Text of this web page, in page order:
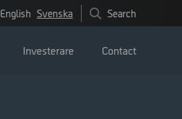
English Svenska Search
Investerare Contact